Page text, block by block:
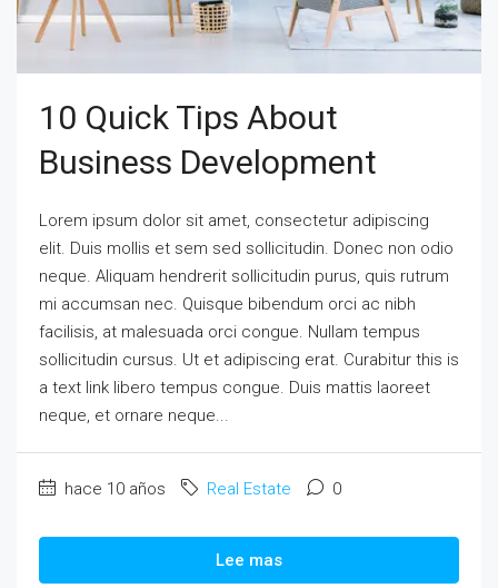
10 Quick Tips About
Business Development
Lorem ipsum dolor sit amet, consectetur adipiscing
elit. Duis mollis et sem sed sollicitudin. Donec non odio
neque. Aliquam hendrerit sollicitudin purus, quis rutrum
mi accumsan nec. Quisque bibendum orci ac nibh
facilisis, at malesuada orci congue. Nullam tempus
sollicitudin cursus. Ut et adipiscing erat. Curabitur this is
a text link libero tempus congue. Duis mattis laoreet
neque, et ornare neque...
hace 10 años Real Estate 0
Lee mas